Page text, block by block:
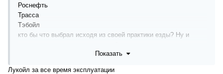
Роснефть
Трасса
Тэбойл
кто бы что выбрал исходя из своей практики езды? Ну и
Показать
Лукойл за все время эксплуатации